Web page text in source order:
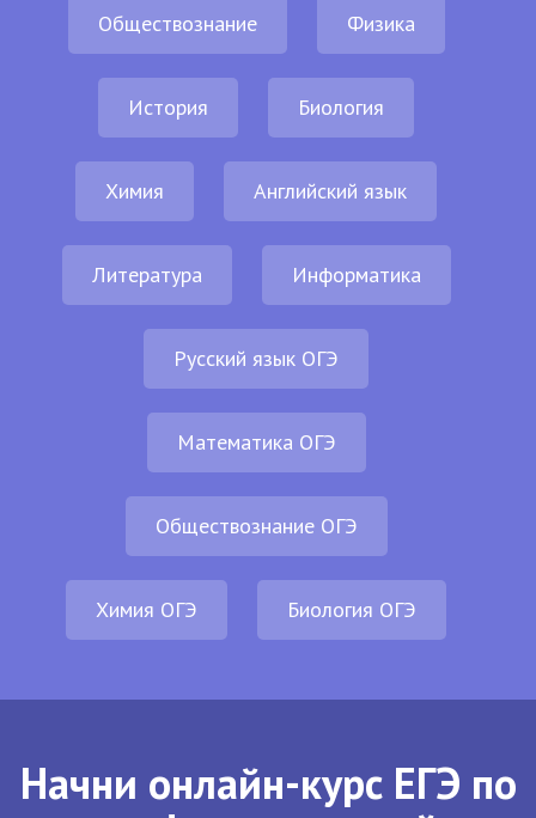
Обществознание Физика
История Биология
Химия Английский язык
Литература Информатика
Русский язык ОГЭ
Математика ОГЭ
Обществознание ОГЭ
Химия ОГЭ Биология ОГЭ
Начни онлайн-курс ЕГЭ по